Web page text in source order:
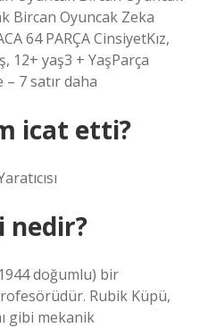
Bircan Oyuncak Zeka
64 PARÇA CinsiyetKız,
12+ yaş3 + YaşParça
– 7 satır daha
icat etti?
nedir?
doğumlu) bir
Rubik Küpü,
gibi mekanik